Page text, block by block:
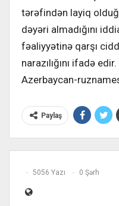
tərəfindən layiq
dəyəri almadığını
fəaliyyətinə qarşı
narazılığını ifadə edir.
Azerbaycan-
Paylaş
5056 Yazı 0 Şərh